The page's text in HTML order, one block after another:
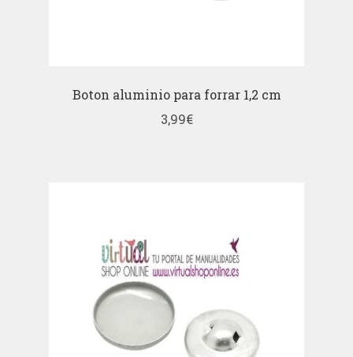
Boton aluminio para forrar 1,2 cm
3,99€